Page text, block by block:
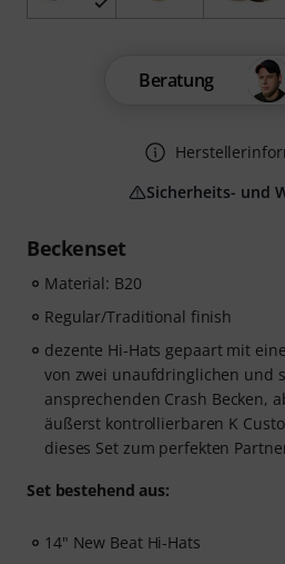
Beckenset
Material: B20
Regular/Traditional finish
dezente Hi-Hats gepaart mit
von zwei unaufdringlichen und
ansprechenden Crash Becken,
äußerst kontrollierbaren K
dieses Set zum perfekten
Set bestehend aus:
14" New Beat Hi-Hats
Beratung
Sicherheits- und